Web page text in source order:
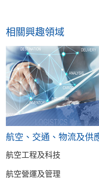
相關興趣領域
航空、交通、物流及供
航空工程及科技
航空營運及管理